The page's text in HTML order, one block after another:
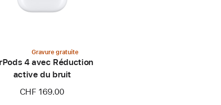
Gravure gratuite
4 avec Réduction
active du bruit
CHF 169.00